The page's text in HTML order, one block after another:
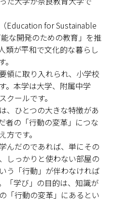
Education for Sustainable
な開発のための教育」を推
類が平和で文化的な暮らし
領に取り入れられ、小学校
。本学は大学、附属中学
ールです。
、ひとつの大きな特徴があ
者の「行動の変革」につな
です。
んだのであれば、単にその
しっかりと使わない部屋の
う「行動」が伴わなければ
「学び」の目的は、知識が
「行動の変革」にあるとい